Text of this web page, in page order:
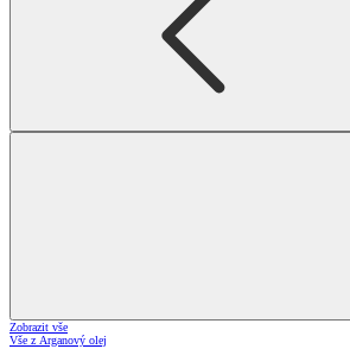
Zobrazit vše
Vše z Arganový olej